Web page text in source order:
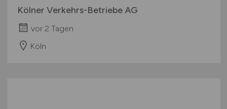
Kölner Verkehrs-Betriebe AG
vor 2 Tagen
Köln